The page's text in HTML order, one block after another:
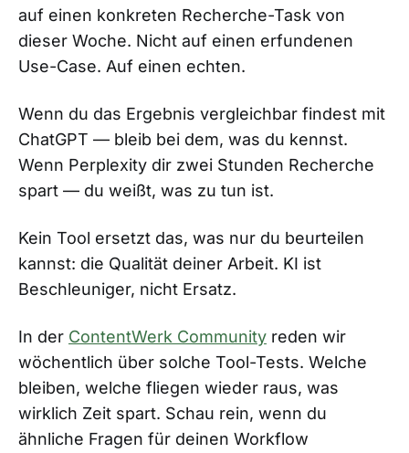
auf einen konkreten Recherche-Task von
dieser Woche. Nicht auf einen erfundenen
Use-Case. Auf einen echten.
Wenn du das Ergebnis vergleichbar findest mit
ChatGPT — bleib bei dem, was du kennst.
Wenn Perplexity dir zwei Stunden Recherche
spart — du weißt, was zu tun ist.
Kein Tool ersetzt das, was nur du beurteilen
kannst: die Qualität deiner Arbeit. KI ist
Beschleuniger, nicht Ersatz.
In der ContentWerk Community reden wir
wöchentlich über solche Tool-Tests. Welche
bleiben, welche fliegen wieder raus, was
wirklich Zeit spart. Schau rein, wenn du
ähnliche Fragen für deinen Workflow